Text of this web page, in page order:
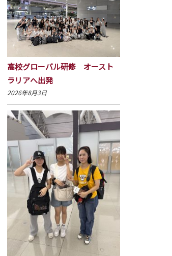
高校グローバル研修 オースト
ラリアへ出発
2026年8月3日